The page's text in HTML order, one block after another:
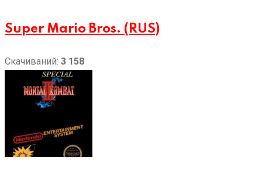
Super Mario Bros. (RUS)
Скачиваний: 3 158